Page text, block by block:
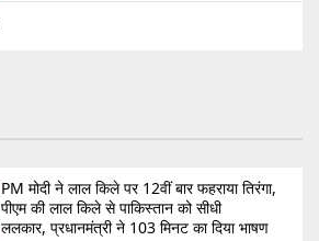
PM मोदी ने लाल किले पर 12वीं बार फहराया तिरंगा,
पीएम की लाल किले से पाकिस्तान को सीधी
ललकार, प्रधानमंत्री ने 103 मिनट का दिया भाषण